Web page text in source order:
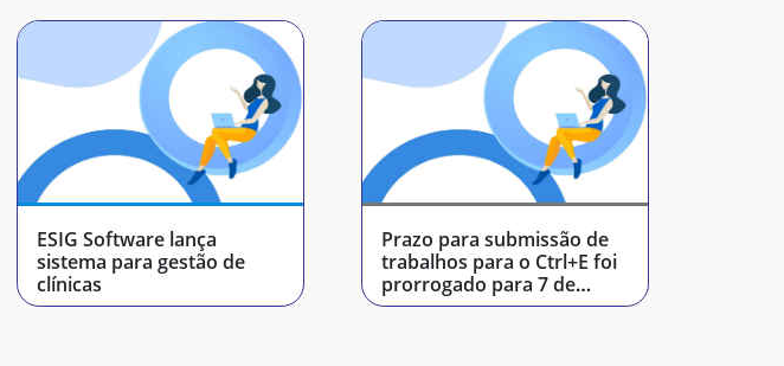
ESIG Software lança
sistema para gestão de
clínicas
Prazo para submissão de
trabalhos para o Ctrl+E foi
prorrogado para 7 de
março